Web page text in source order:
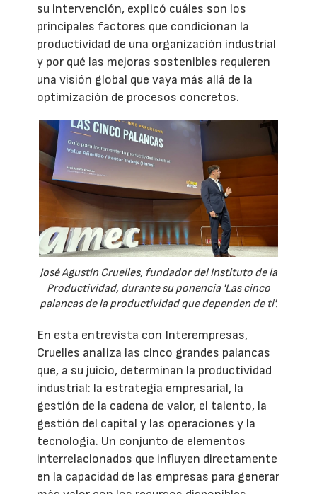
su intervención, explicó cuáles son los
principales factores que condicionan la
productividad de una organización industrial
y por qué las mejoras sostenibles requieren
una visión global que vaya más allá de la
optimización de procesos concretos.
José Agustín Cruelles, fundador del Instituto de la
Productividad, durante su ponencia 'Las cinco
palancas de la productividad que dependen de ti'.
En esta entrevista con Interempresas,
Cruelles analiza las cinco grandes palancas
que, a su juicio, determinan la productividad
industrial: la estrategia empresarial, la
gestión de la cadena de valor, el talento, la
gestión del capital y las operaciones y la
tecnología. Un conjunto de elementos
interrelacionados que influyen directamente
en la capacidad de las empresas para generar